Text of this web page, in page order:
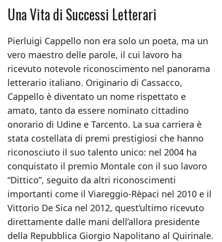
Una Vita di Successi Letterari
Pierluigi Cappello non era solo un poeta, ma un
vero maestro delle parole, il cui lavoro ha
ricevuto notevole riconoscimento nel panorama
letterario italiano. Originario di Cassacco,
Cappello è diventato un nome rispettato e
amato, tanto da essere nominato cittadino
onorario di Udine e Tarcento. La sua carriera è
stata costellata di premi prestigiosi che hanno
riconosciuto il suo talento unico: nel 2004 ha
conquistato il premio Montale con il suo lavoro
“Dittico”, seguito da altri riconoscimenti
importanti come il Viareggio-Rèpaci nel 2010 e il
Vittorio De Sica nel 2012, quest’ultimo ricevuto
direttamente dalle mani dell’allora presidente
della Repubblica Giorgio Napolitano al Quirinale.